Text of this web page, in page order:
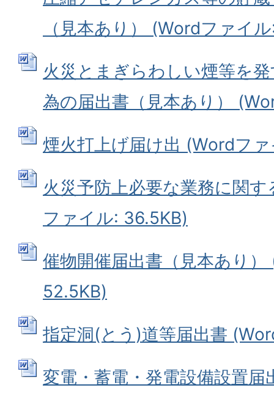
（見本あり） (Wordファイ
火災とまぎらわしい煙等を
為の届出書（見本あり）
煙火打上げ届け出 (Wordフ
火災予防上必要な業務に関
ファイル: 36.5KB)
催物開催届出書（見本あり
52.5KB)
指定洞(とう)道等届出書
変電・蓄電・発電設備設置届